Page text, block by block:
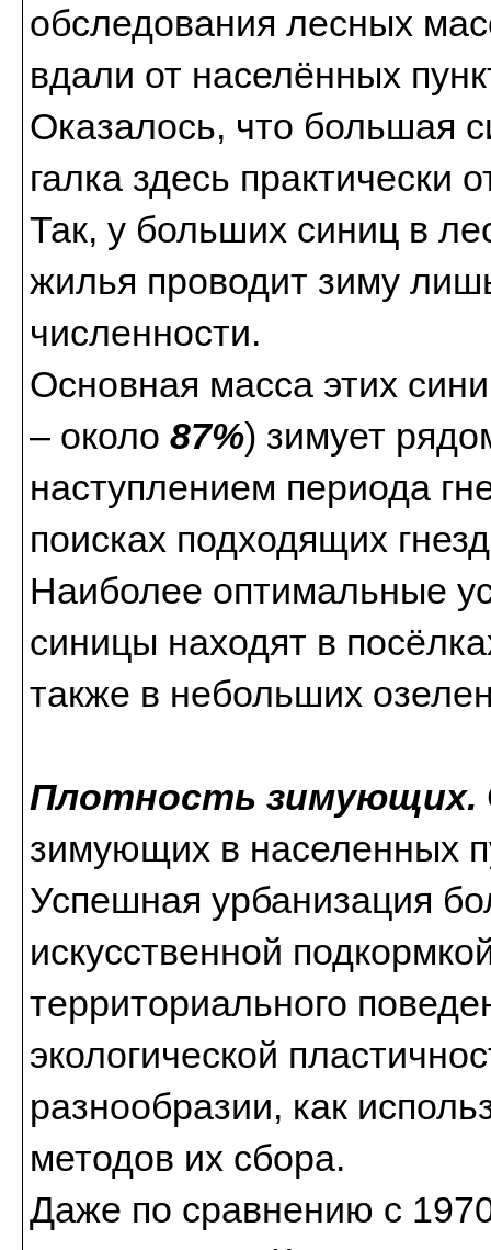
обследования лесных
вдали от населённых
Оказалось, что большая
галка здесь практически
Так, у больших синиц в
жилья проводит зиму
численности.
Основная масса этих
– около 87%) зимует
наступлением периода
поисках подходящих
Наиболее оптимальные
синицы находят в
также в небольших
Плотность зимующих.
зимующих в населенных
Успешная урбанизация
искусственной
территориального
экологической
разнообразии, как
методов их сбора.
Даже по сравнению с